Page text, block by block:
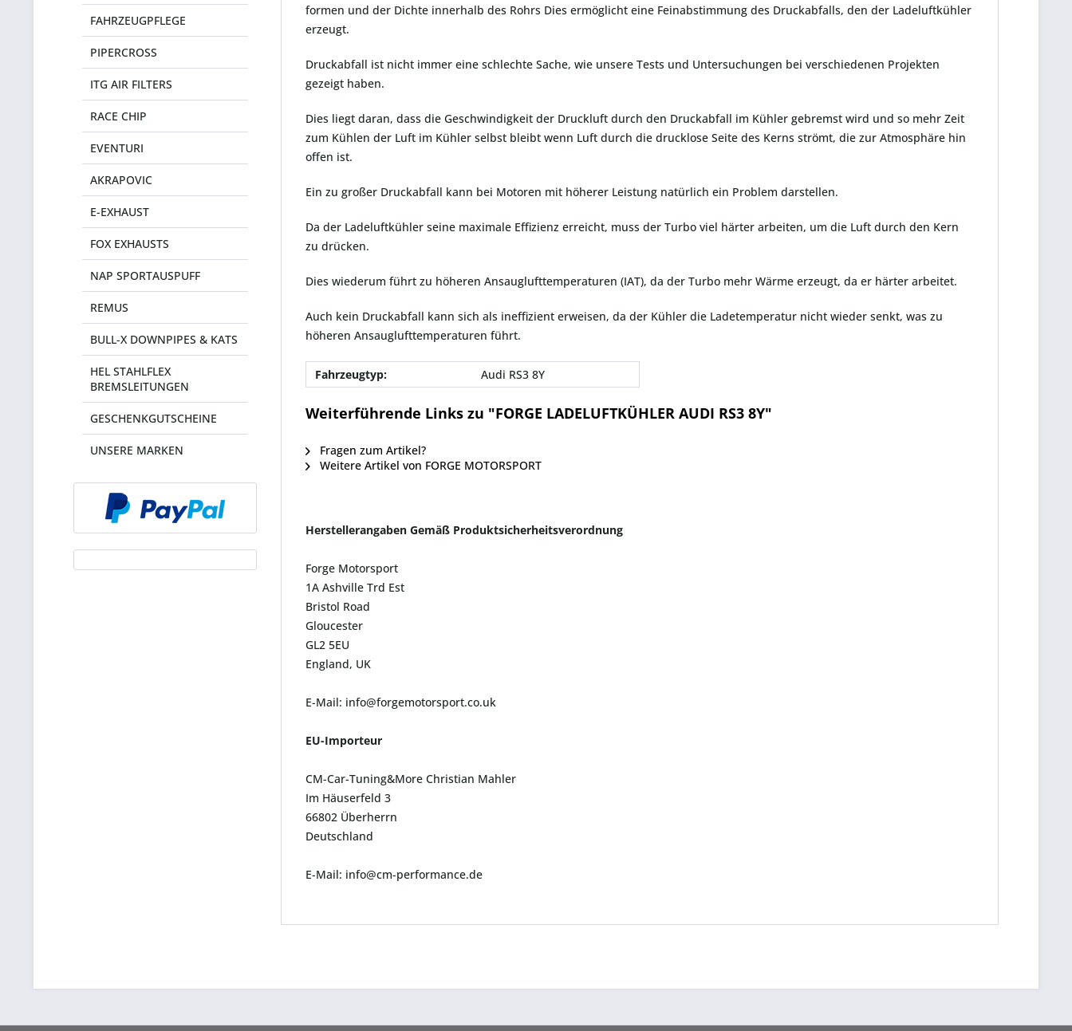
FAHRZEUGPFLEGE
PIPERCROSS
ITG AIR FILTERS
RACE CHIP
EVENTURI
AKRAPOVIC
E-EXHAUST
FOX EXHAUSTS
NAP SPORTAUSPUFF
REMUS
BULL-X DOWNPIPES & KATS
HEL STAHLFLEX
BREMSLEITUNGEN
GESCHENKGUTSCHEINE
UNSERE MARKEN
formen und der Dichte innerhalb des Rohrs Dies ermöglicht eine Feinabstimmung des Druckabfalls, den der Ladeluftkühler
erzeugt.
Druckabfall ist nicht immer eine schlechte Sache, wie unsere Tests und Untersuchungen bei verschiedenen Projekten
gezeigt haben.
Dies liegt daran, dass die Geschwindigkeit der Druckluft durch den Druckabfall im Kühler gebremst wird und so mehr Zeit
zum Kühlen der Luft im Kühler selbst bleibt wenn Luft durch die drucklose Seite des Kerns strömt, die zur Atmosphäre hin
offen ist.
Ein zu großer Druckabfall kann bei Motoren mit höherer Leistung natürlich ein Problem darstellen.
Da der Ladeluftkühler seine maximale Effizienz erreicht, muss der Turbo viel härter arbeiten, um die Luft durch den Kern
zu drücken.
Dies wiederum führt zu höheren Ansauglufttemperaturen (IAT), da der Turbo mehr Wärme erzeugt, da er härter arbeitet.
Auch kein Druckabfall kann sich als ineffizient erweisen, da der Kühler die Ladetemperatur nicht wieder senkt, was zu
höheren Ansauglufttemperaturen führt.
Fahrzeugtyp: Audi RS3 8Y
Weiterführende Links zu "FORGE LADELUFTKÜHLER AUDI RS3 8Y"
Fragen zum Artikel?
Weitere Artikel von FORGE MOTORSPORT
Herstellerangaben Gemäß Produktsicherheitsverordnung
Forge Motorsport
1A Ashville Trd Est
Bristol Road
Gloucester
GL2 5EU
England, UK
E-Mail: info@forgemotorsport.co.uk
EU-Importeur
CM-Car-Tuning&More Christian Mahler
Im Häuserfeld 3
66802 Überherrn
Deutschland
E-Mail: info@cm-performance.de